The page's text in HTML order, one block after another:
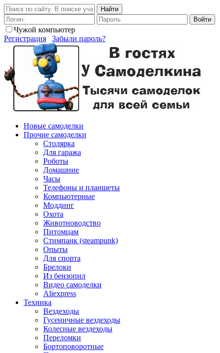
Найти
Войти
Чужой компьютер
Регистрация
Забыли пароль?
Новые самоделки
Прочие самоделки
Столярка
Для гаража
Роботы
Домашние
Часы
Телефоны и планшеты
Компьютерные
Моддинг
Охота
Животноводство
Питомцам
Стимпанк (steampunk)
Опыты
Для спорта
Брелоки
Из бензопил
Видео самоделки
Aliexpress
Техника
Вездеходы
Гусеничные вездеходы
Колесные вездеходы
Переломки
Бортоповоротные